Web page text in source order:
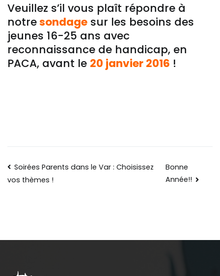
Veuillez s’il vous plaît répondre à
notresondage sur les besoins des
jeunes 16-25 ans avec
reconnaissance de handicap, en
PACA, avant le 20 janvier 2016 !
Soirées Parents dans le Var : Choisissez
vos thèmes !
Bonne
Année!!